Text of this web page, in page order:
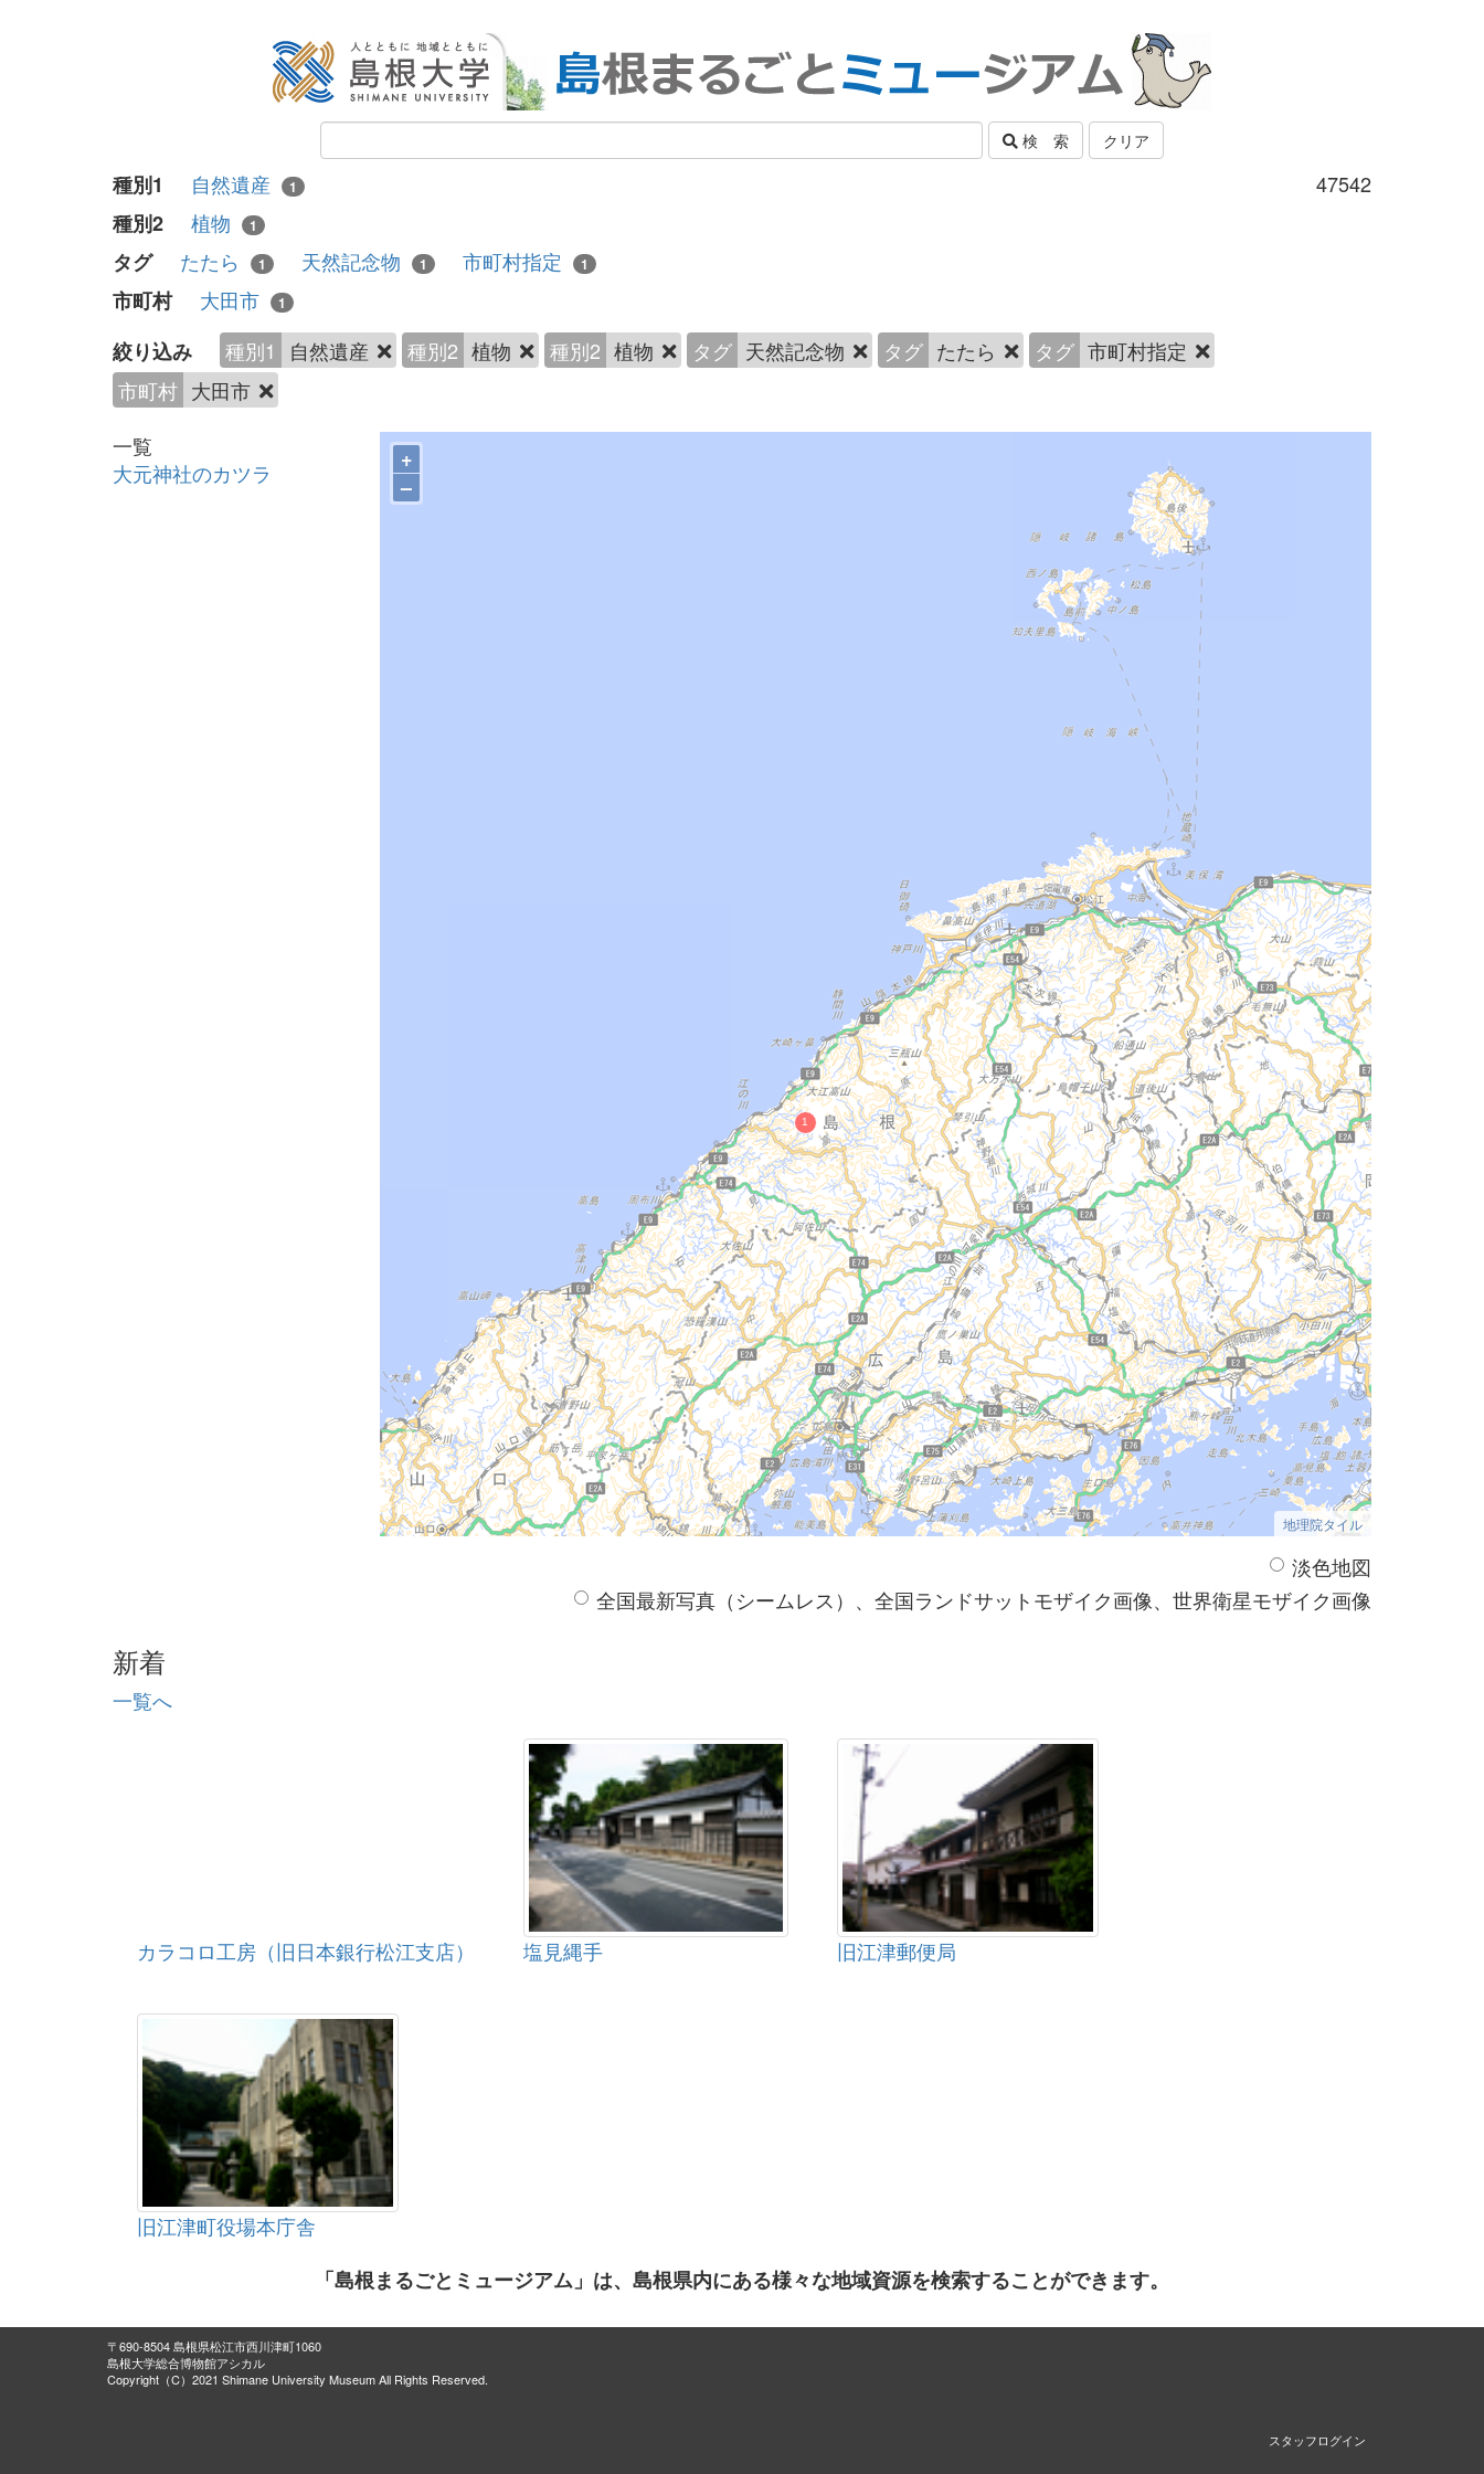
検 索 クリア
47542
種別1 自然遺産 1
種別2 植物 1
タグ たたら 1 天然記念物 1 市町村指定 1
市町村 大田市 1
絞り込み 種別1 自然遺産 種別2 植物 種別2 植物 タグ 天然記念物 タグ たたら タグ 市町村指定
市町村 大田市
一覧
大元神社のカツラ
+
–
地理院タイル
淡色地図
全国最新写真（シームレス）、全国ランドサットモザイク画像、世界衛星モザイク画像
新着
一覧へ
カラコロ工房（旧日本銀行松江支店） 塩見縄手 旧江津郵便局
旧江津町役場本庁舎
「島根まるごとミュージアム」は、島根県内にある様々な地域資源を検索することができます。
〒690-8504 島根県松江市西川津町1060
島根大学総合博物館アシカル
Copyright（C）2021 Shimane University Museum All Rights Reserved.
スタッフログイン